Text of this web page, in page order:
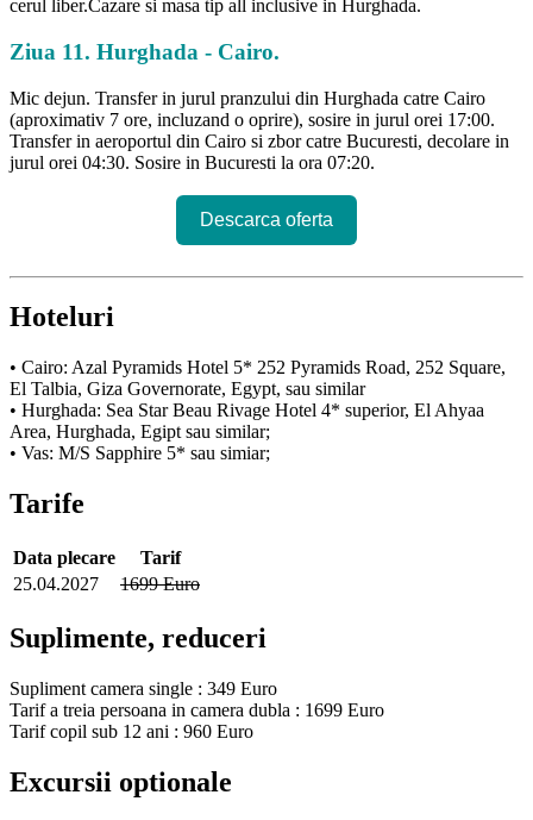
cerul liber.Cazare si masa tip all inclusive in Hurghada.
Ziua 11. Hurghada - Cairo.
Mic dejun. Transfer in jurul pranzului din Hurghada catre Cairo
(aproximativ 7 ore, incluzand o oprire), sosire in jurul orei 17:00.
Transfer in aeroportul din Cairo si zbor catre Bucuresti, decolare in
jurul orei 04:30. Sosire in Bucuresti la ora 07:20.
Descarca oferta
Hoteluri
• Cairo: Azal Pyramids Hotel 5* 252 Pyramids Road, 252 Square,
El Talbia, Giza Governorate, Egypt, sau similar
• Hurghada: Sea Star Beau Rivage Hotel 4* superior, El Ahyaa
Area, Hurghada, Egipt sau similar;
• Vas: M/S Sapphire 5* sau simiar;
Tarife
Data plecare
Tarif
25.04.2027
1699 Euro
Suplimente, reduceri
Supliment camera single : 349 Euro
Tarif a treia persoana in camera dubla : 1699 Euro
Tarif copil sub 12 ani : 960 Euro
Excursii optionale